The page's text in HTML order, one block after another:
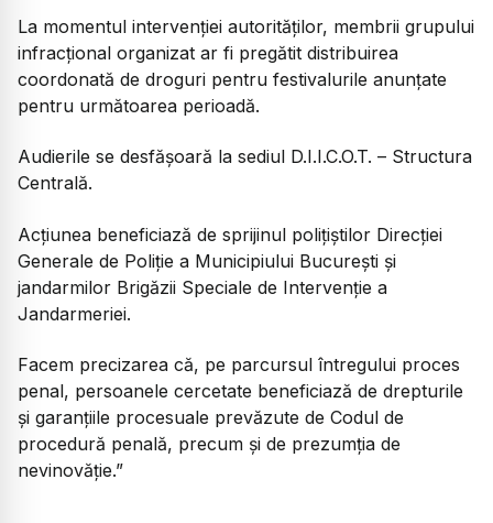
La momentul intervenției autorităților, membrii grupului
infracțional organizat ar fi pregătit distribuirea
coordonată de droguri pentru festivalurile anunțate
pentru următoarea perioadă.
Audierile se desfășoară la sediul D.I.I.C.O.T. – Structura
Centrală.
Acțiunea beneficiază de sprijinul polițiștilor Direcției
Generale de Poliție a Municipiului București și
jandarmilor Brigăzii Speciale de Intervenție a
Jandarmeriei.
Facem precizarea că, pe parcursul întregului proces
penal, persoanele cercetate beneficiază de drepturile
și garanțiile procesuale prevăzute de Codul de
procedură penală, precum și de prezumția de
nevinovăție.”